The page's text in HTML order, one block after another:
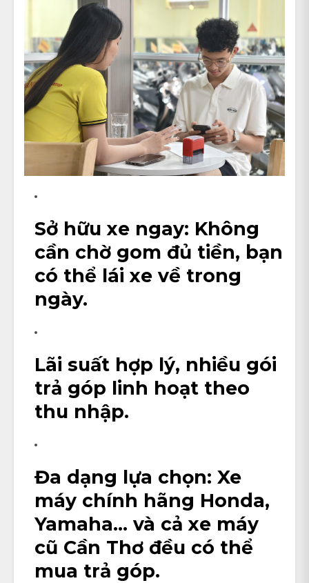
Sở hữu xe ngay: Không
cần chờ gom đủ tiền, bạn
có thể lái xe về trong
ngày.
Lãi suất hợp lý, nhiều gói
trả góp linh hoạt theo
thu nhập.
Đa dạng lựa chọn: Xe
máy chính hãng Honda,
Yamaha… và cảxe máy
cũ Cần Thơ đều có thể
mua trả góp.